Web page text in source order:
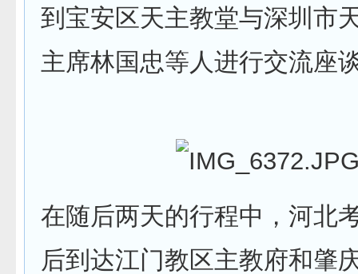
到宝安区天主教堂与深圳市
主席林国忠等人进行交流座
在随后两天的行程中，河北
后到达江门教区主教府和肇